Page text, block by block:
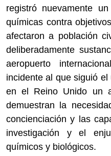
registró nuevamente
químicas contra
afectaron a población
deliberadamente
aeropuerto
incidente al que siguió
en el Reino Unido un
demuestran la
concienciación y las
investigación y el
químicos y biológicos.